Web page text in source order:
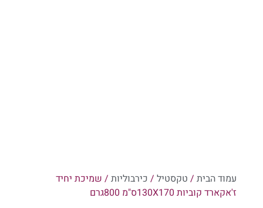
עמוד הבית/טקסטיל/כירבוליות/ שמיכת יחיד
ז'אקארד קוביות 130X170ס"מ 800גרם